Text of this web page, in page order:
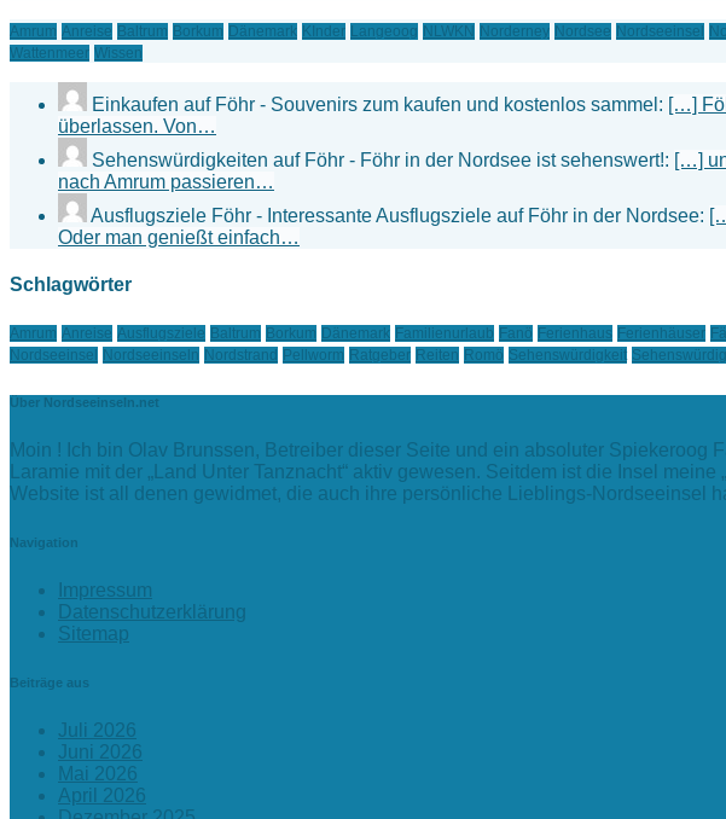
Amrum Anreise Baltrum Borkum Dänemark KInder Langeoog NLWKN Norderney Nordsee Nordseeinsel
Wattenmeer Wissen
Einkaufen auf Föhr - Souvenirs zum kaufen und kostenlos sammel: […]
überlassen. Von…
Sehenswürdigkeiten auf Föhr - Föhr in der Nordsee ist sehenswert!: […]
nach Amrum passieren…
Ausflugsziele Föhr - Interessante Ausflugsziele auf Föhr in der Nordsee:
Oder man genießt einfach…
Schlagwörter
Amrum Anreise Ausflugsziele Baltrum Borkum Dänemark Familienurlaub Fanö Ferienhaus Ferienhäuser
Nordseeinsel
Nordseeinseln Nordstrand Pellworm Ratgeber Reiten Romö Sehenswürdigkeit
Über Nordseeinseln.net
Moin ! Ich bin Olav Brunssen, Betreiber dieser Seite und ein absoluter
Laramie mit der „Land Unter Tanznacht“ aktiv gewesen. Seitdem ist die Insel
Website ist all denen gewidmet, die auch ihre persönliche Lieblings-Nordseeinsel
Navigation
Impressum
Datenschutzerklärung
Sitemap
Beiträge aus
Juli 2026
Juni 2026
Mai 2026
April 2026